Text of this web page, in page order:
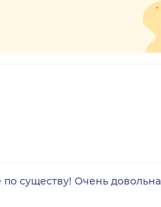
существу! Очень довольна